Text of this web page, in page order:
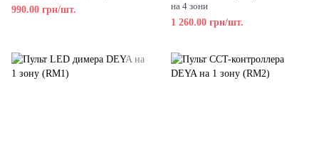
990.00 грн/шт.
на 4 зони
1 260.00 грн/шт.